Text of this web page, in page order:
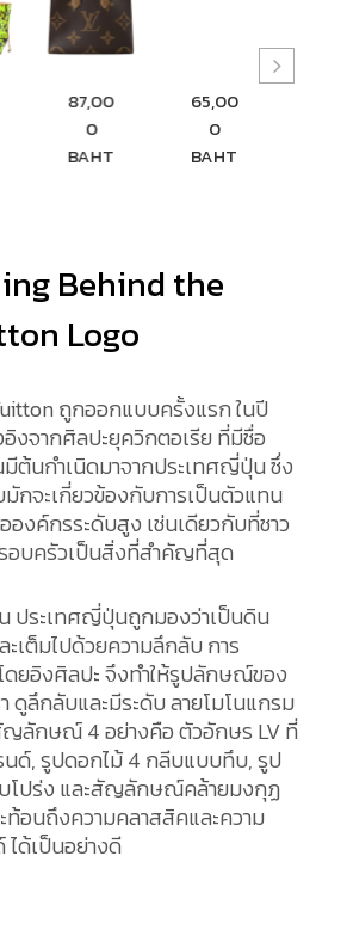
87,00
BAHT
65,00
BAHT
Behind the
Logo
ถูกออกแบบครั้งแรก ในปี
อิงจากศิลปะยุควิกตอเรีย ที่มีชื่อ
มีต้นกำเนิดมาจากประเทศญี่ปุ่น ซึ่ง
กจะเกี่ยวข้องกับการเป็นตัวแทน
งค์กรระดับสูง เช่นเดียวกับที่ชาว
อบครัวเป็นสิ่งที่สำคัญที่สุด
ประเทศญี่ปุ่นถูกมองว่าเป็นดิน
เต็มไปด้วยความลึกลับ การ
ยอิงศิลปะ จึงทำให้รูปลักษณ์ของ
ดูลึกลับและมีระดับ ลายโมโนแกรม
ลักษณ์ 4 อย่างคือ ตัวอักษร LV ที่
ด์, รูปดอกไม้ 4 กลีบแบบทึบ, รูป
โปร่ง และสัญลักษณ์คล้ายมงกุฏ
อนถึงความคลาสสิคและความ
ด้เป็นอย่างดี